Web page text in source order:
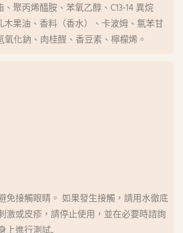
聚丙烯醯胺、苯氧乙醇、C13-14 異烷
木果油、香料（香水）、卡波姆、氯苯甘
氧化鈉、肉桂醛、香豆素、檸檬烯。
免接觸眼睛。 如果發生接觸，請用水徹底
激或皮疹，請停止使用，並在必要時諮詢